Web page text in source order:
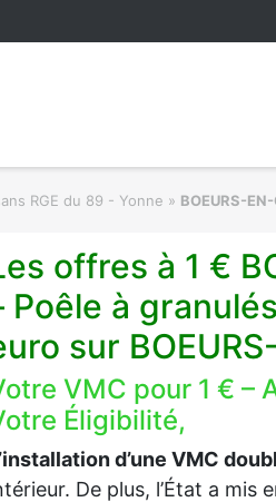
RGE du 89 - Yonne » BOEURS-
offres à 1 €
Poêle à
sur
VMC pour 1 € –
Éligibilité,
d’une VMC
De plus, l’État a